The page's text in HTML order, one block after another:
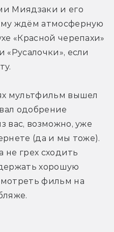
Миядзаки и его
ждём атмосферную
«Красной черепахи»
если
мультфильм вышел
одобрение
вас, возможно, уже
(да и мы тоже).
не грех сходить
хорошую
фильм на